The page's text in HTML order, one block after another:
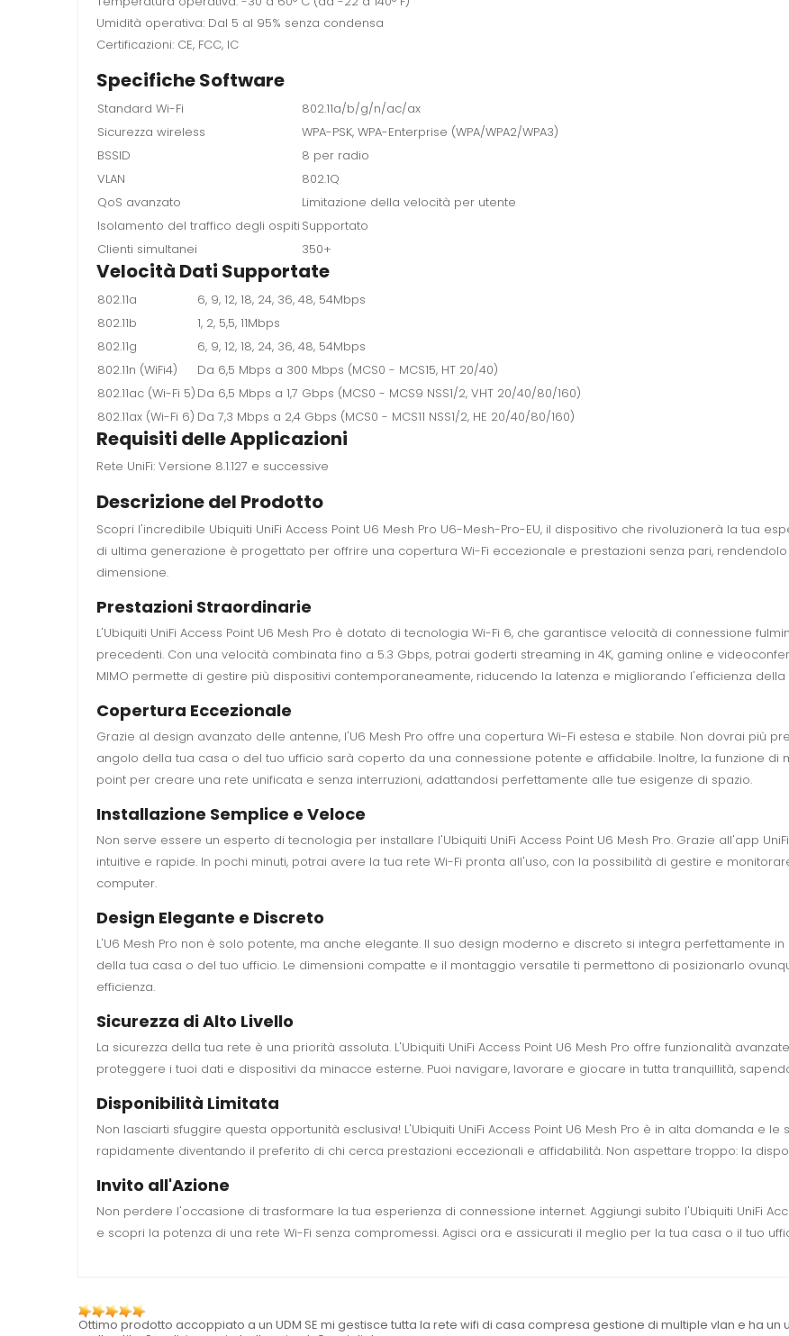
Umidità operativa: Dal 5 al 95% senza condensa
Certificazioni: CE, FCC, IC
Specifiche Software
Standard Wi-Fi
802.11a/b/g/n/ac/ax
Sicurezza wireless
WPA-PSK, WPA-Enterprise (WPA/WPA2/WPA3)
BSSID
8 per radio
VLAN
802.1Q
QoS avanzato
Limitazione della velocità per utente
Isolamento del traffico degli ospiti Supportato
Clienti simultanei
350+
Velocità Dati Supportate
802.11a
6, 9, 12, 18, 24, 36, 48, 54Mbps
802.11b
1, 2, 5,5, 11Mbps
802.11g
6, 9, 12, 18, 24, 36, 48, 54Mbps
802.11n (WiFi4)
Da 6,5 ​​Mbps a 300 Mbps (MCS0 - MCS15, HT 20/40)
802.11ac (Wi-Fi 5) Da 6,5 ​​Mbps a 1,7 Gbps (MCS0 - MCS9 NSS1/2, VHT 20/40/80/160)
802.11ax (Wi-Fi 6) Da 7,3 Mbps a 2,4 Gbps (MCS0 - MCS11 NSS1/2, HE 20/40/80/160)
Requisiti delle Applicazioni
Rete UniFi: Versione 8.1.127 e successive
Descrizione del Prodotto
Scopri l'incredibile Ubiquiti UniFi Access Point U6 Mesh Pro U6-Mesh-Pro-EU, il dispositivo che rivoluzionerà la tua
di ultima generazione è progettato per offrire una copertura Wi-Fi eccezionale e prestazioni senza pari,
dimensione.
Prestazioni Straordinarie
L'Ubiquiti UniFi Access Point U6 Mesh Pro è dotato di tecnologia Wi-Fi 6, che garantisce velocità di connessione
precedenti. Con una velocità combinata fino a 5.3 Gbps, potrai goderti streaming in 4K, gaming online e
MIMO permette di gestire più dispositivi contemporaneamente, riducendo la latenza e migliorando l'efficienza della
Copertura Eccezionale
Grazie al design avanzato delle antenne, l'U6 Mesh Pro offre una copertura Wi-Fi estesa e stabile. Non dovrai più
angolo della tua casa o del tuo ufficio sarà coperto da una connessione potente e affidabile. Inoltre, la funzione
point per creare una rete unificata e senza interruzioni, adattandosi perfettamente alle tue esigenze di spazio.
Installazione Semplice e Veloce
Non serve essere un esperto di tecnologia per installare l'Ubiquiti UniFi Access Point U6 Mesh Pro. Grazie all'app
intuitive e rapide. In pochi minuti, potrai avere la tua rete Wi-Fi pronta all'uso, con la possibilità di gestire e
computer.
Design Elegante e Discreto
L'U6 Mesh Pro non è solo potente, ma anche elegante. Il suo design moderno e discreto si integra perfettamente
della tua casa o del tuo ufficio. Le dimensioni compatte e il montaggio versatile ti permettono di posizionarlo
efficienza.
Sicurezza di Alto Livello
La sicurezza della tua rete è una priorità assoluta. L'Ubiquiti UniFi Access Point U6 Mesh Pro offre funzionalità
proteggere i tuoi dati e dispositivi da minacce esterne. Puoi navigare, lavorare e giocare in tutta tranquillità,
Disponibilità Limitata
Non lasciarti sfuggire questa opportunità esclusiva! L'Ubiquiti UniFi Access Point U6 Mesh Pro è in alta domanda e
rapidamente diventando il preferito di chi cerca prestazioni eccezionali e affidabilità. Non aspettare troppo: la
Invito all'Azione
Non perdere l'occasione di trasformare la tua esperienza di connessione internet. Aggiungi subito l'Ubiquiti UniFi
e scopri la potenza di una rete Wi-Fi senza compromessi. Agisci ora e assicurati il meglio per la tua casa o il tuo
Ottimo prodotto accoppiato a un UDM SE mi gestisce tutta la rete wifi di casa compresa gestione di multiple vlan e ha un